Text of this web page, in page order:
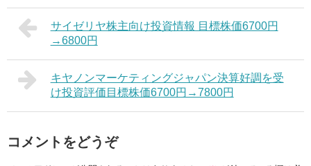
サイゼリヤ株主向け投資情報 目標株価6700円
→6800円
キヤノンマーケティングジャパン決算好調を受
け投資評価目標株価6700円→7800円
コメントをどうぞ